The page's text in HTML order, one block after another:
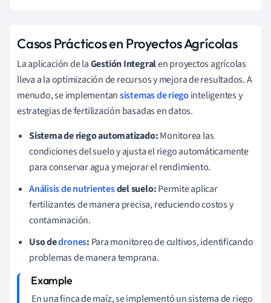
Casos Prácticos en Proyectos Agrícolas
La aplicación de laGestión Integralen proyectos agrícolas
lleva a la optimización de recursos y mejora de resultados. A
menudo, se implementansistemas de riego inteligentes y
estrategias de fertilización basadas en datos.
Sistema de riego automatizado:Monitorea las
condiciones del suelo y ajusta el riego automáticamente
para conservar agua y mejorar el rendimiento.
Análisis de nutrientesdel suelo:Permite aplicar
fertilizantes de manera precisa, reduciendo costos y
contaminación.
Uso dedrones: Para monitoreo de cultivos, identificando
problemas de manera temprana.
En una finca de maíz, se implementó un sistema de riego